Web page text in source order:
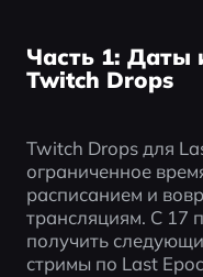
Часть 1: Даты
Twitch Drops
Twitch Drops для
ограниченное
расписанием и
трансляциям. С 17
получить
стримы по Last